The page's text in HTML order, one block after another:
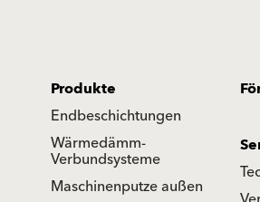
Produkte
Endbeschichtungen
Wärmedämm-
Verbundsysteme
Maschinenputze außen